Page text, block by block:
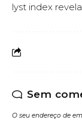
lyst index
Sem
O seu endereço de